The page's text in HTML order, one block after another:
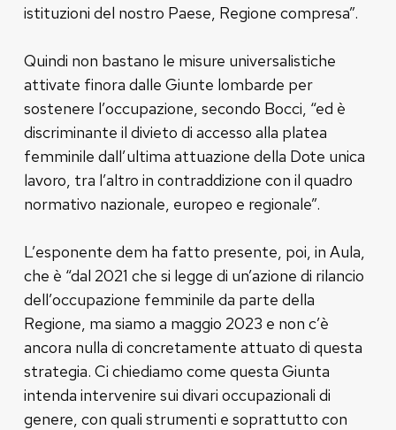
istituzioni del nostro Paese, Regione compresa”.
Quindi non bastano le misure universalistiche
attivate finora dalle Giunte lombarde per
sostenere l’occupazione, secondo Bocci, “ed è
discriminante il divieto di accesso alla platea
femminile dall’ultima attuazione della Dote unica
lavoro, tra l’altro in contraddizione con il quadro
normativo nazionale, europeo e regionale”.
L’esponente dem ha fatto presente, poi, in Aula,
che è “dal 2021 che si legge di un’azione di rilancio
dell’occupazione femminile da parte della
Regione, ma siamo a maggio 2023 e non c’è
ancora nulla di concretamente attuato di questa
strategia. Ci chiediamo come questa Giunta
intenda intervenire sui divari occupazionali di
genere, con quali strumenti e soprattutto con